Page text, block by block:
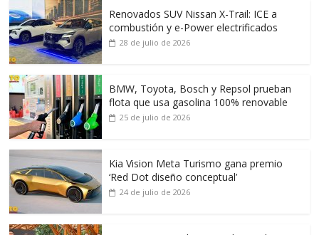
Renovados SUV Nissan X-Trail: ICE a
combustión y e-Power electrificados
28 de julio de 2026
BMW, Toyota, Bosch y Repsol prueban
flota que usa gasolina 100% renovable
25 de julio de 2026
Kia Vision Meta Turismo gana premio
‘Red Dot diseño conceptual’
24 de julio de 2026